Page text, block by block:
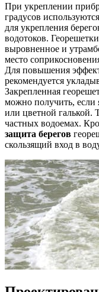
При укреплении
градусов
для укрепления
водотоков.
выровненное и
место
Для повышения
рекомендуется
Закрепленная
можно получить, если
или цветной галькой.
частных водоемах.
защита берегов
скользящий вход в